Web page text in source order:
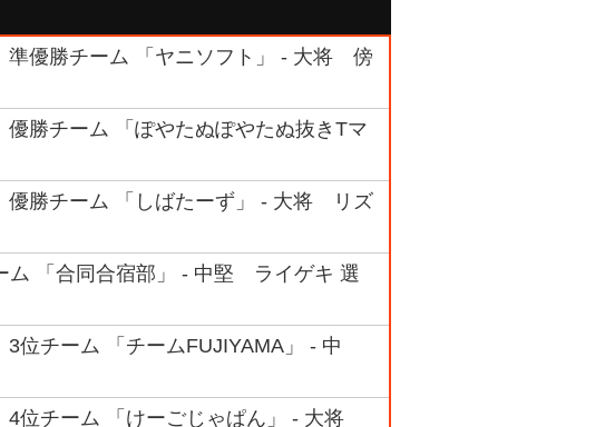
準優勝チーム 「ヤニソフト」 - 大将 傍
勝チーム 「ぽやたぬぽやたぬ抜きTマ
優勝チーム 「しばたーず」 - 大将 リズ
ム 「合同合宿部」 - 中堅 ライゲキ 選
位チーム 「チームFUJIYAMA」 - 中
4位チーム 「けーごじゃぱん」 - 大将